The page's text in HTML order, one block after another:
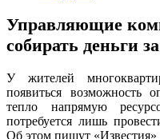
Управляющие
собирать деньги
У жителей
появиться возможность
тепло напрямую
потребуется лишь
Об этом пишут «Известия»